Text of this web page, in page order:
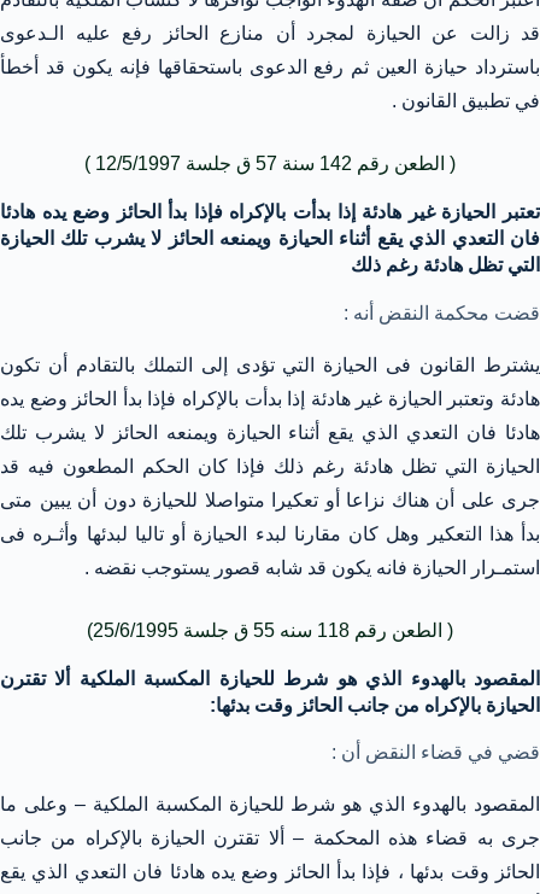
قد زالت عن الحيازة لمجرد أن منازع الحائز رفع عليه الـدعوى
باسترداد حيازة العين ثم رفع الدعوى باستحقاقها فإنه يكون قد أخطأ
في تطبيق القانون .
( الطعن رقم 142 سنة 57 ق جلسة 12/5/1997 )
تعتبر الحيازة غير هادئة إذا بدأت بالإكراه فإذا بدأ الحائز وضع يده هادئا
فان التعدي الذي يقع أثناء الحيازة ويمنعه الحائز لا يشرب تلك الحيازة
التي تظل هادئة رغم ذلك
قضت محكمة النقض أنه :
يشترط القانون فى الحيازة التي تؤدى إلى التملك بالتقادم أن تكون
هادئة وتعتبر الحيازة غير هادئة إذا بدأت بالإكراه فإذا بدأ الحائز وضع يده
هادئا فان التعدي الذي يقع أثناء الحيازة ويمنعه الحائز لا يشرب تلك
الحيازة التي تظل هادئة رغم ذلك فإذا كان الحكم المطعون فيه قد
جرى على أن هناك نزاعا أو تعكيرا متواصلا للحيازة دون أن يبين متى
بدأ هذا التعكير وهل كان مقارنا لبدء الحيازة أو تاليا لبدئها وأثـره فى
استمـرار الحيازة فانه يكون قد شابه قصور يستوجب نقضه .
( الطعن رقم 118 سنه 55 ق جلسة 25/6/1995)
المقصود بالهدوء الذي هو شرط للحيازة المكسبة الملكية ألا تقترن
الحيازة بالإكراه من جانب الحائز وقت بدئها:
قضي في قضاء النقض أن :
المقصود بالهدوء الذي هو شرط للحيازة المكسبة الملكية – وعلى ما
جرى به قضاء هذه المحكمة – ألا تقترن الحيازة بالإكراه من جانب
الحائز وقت بدئها ، فإذا بدأ الحائز وضع يده هادئا فان التعدي الذي يقع